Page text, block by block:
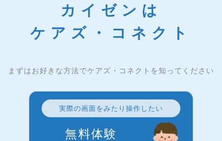
カイゼンは
ケアズ・コネクト
まずはお好きな方法でケアズ・コネクトを知ってください
実際の画面をみたり操作したい
無料体験